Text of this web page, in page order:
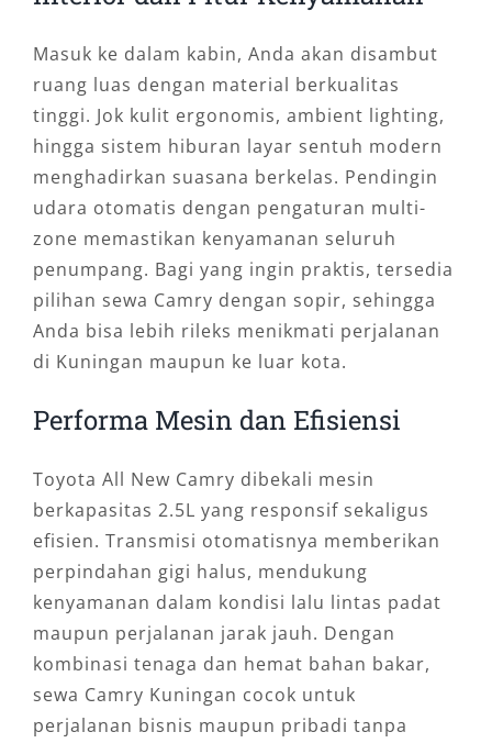
Masuk ke dalam kabin, Anda akan disambut
ruang luas dengan material berkualitas
tinggi. Jok kulit ergonomis, ambient lighting,
hingga sistem hiburan layar sentuh modern
menghadirkan suasana berkelas. Pendingin
udara otomatis dengan pengaturan multi-
zone memastikan kenyamanan seluruh
penumpang. Bagi yang ingin praktis, tersedia
pilihan sewa Camry dengan sopir, sehingga
Anda bisa lebih rileks menikmati perjalanan
di Kuningan maupun ke luar kota.
Performa Mesin dan Efisiensi
Toyota All New Camry dibekali mesin
berkapasitas 2.5L yang responsif sekaligus
efisien. Transmisi otomatisnya memberikan
perpindahan gigi halus, mendukung
kenyamanan dalam kondisi lalu lintas padat
maupun perjalanan jarak jauh. Dengan
kombinasi tenaga dan hemat bahan bakar,
sewa Camry Kuningan cocok untuk
perjalanan bisnis maupun pribadi tanpa